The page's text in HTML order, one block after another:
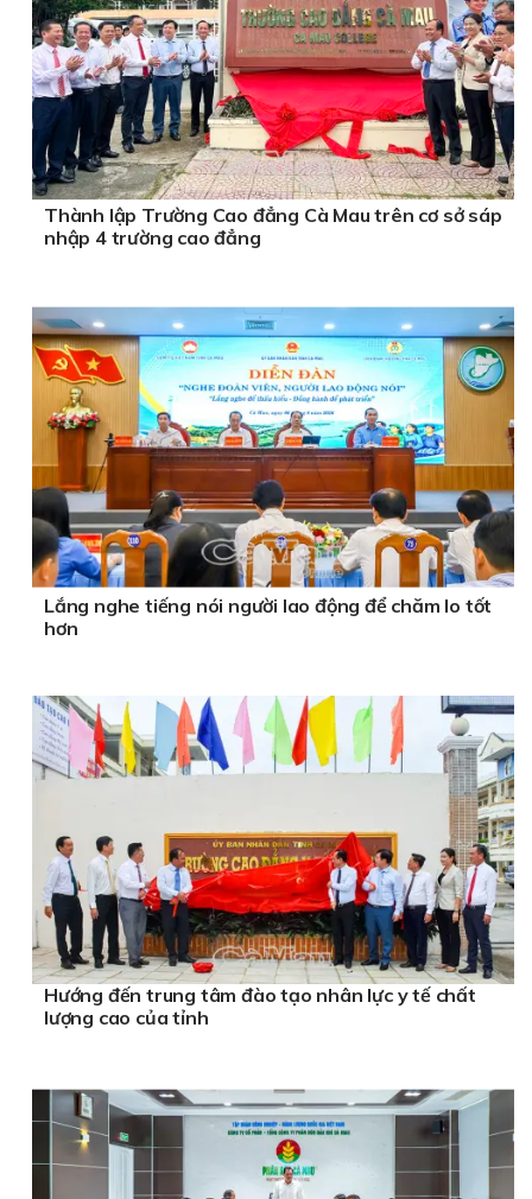
Thành lập Trường Cao đẳng Cà Mau trên cơ sở sáp
nhập 4 trường cao đẳng
Lắng nghe tiếng nói người lao động để chăm lo tốt
hơn
Hướng đến trung tâm đào tạo nhân lực y tế chất
lượng cao của tỉnh